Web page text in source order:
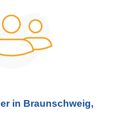
in Braunschweig,